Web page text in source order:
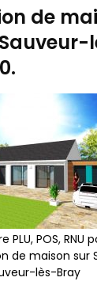
de
PLU, POS, RNU
de maison sur
lès-Bray